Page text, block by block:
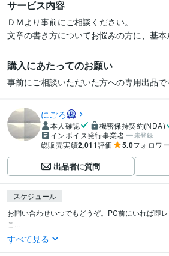
サービス内容
ＤＭより事前にご相談ください。
文章の書き方についてお悩みの方に、基本
購入にあたってのお願い
事前にご相談いただいた方への専用出品で
にごろ
本人確認
機密保持契約(NDA)
インボイス発行事業者
未登録
総販売実績2,011評価 5.0フォロワ
出品者に質問
スケジュール
お問い合わせいつでもどうぞ。PC前にいれば即
こ...
すべて見る